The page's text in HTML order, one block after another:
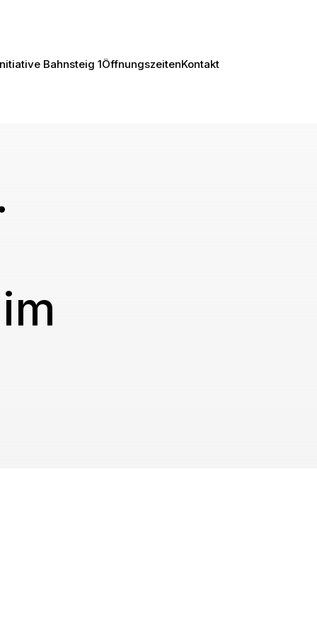
Bahnsteig 1ÖffnungszeitenKontakt